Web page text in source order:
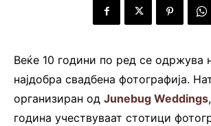
Веќе 10 години по ред се одржува
најдобра свадбена фотографија.
организиран од Junebug Weddings
година учествуваат стотици